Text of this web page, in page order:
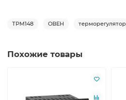
ТРМ148 ОВЕН терморегулятор
Похожие товары